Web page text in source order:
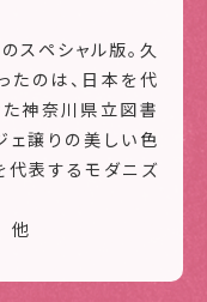
スペシャル版。久
たのは、日本を代
神奈川県立図書
ェ譲りの美しい色
代表するモダニズ
他